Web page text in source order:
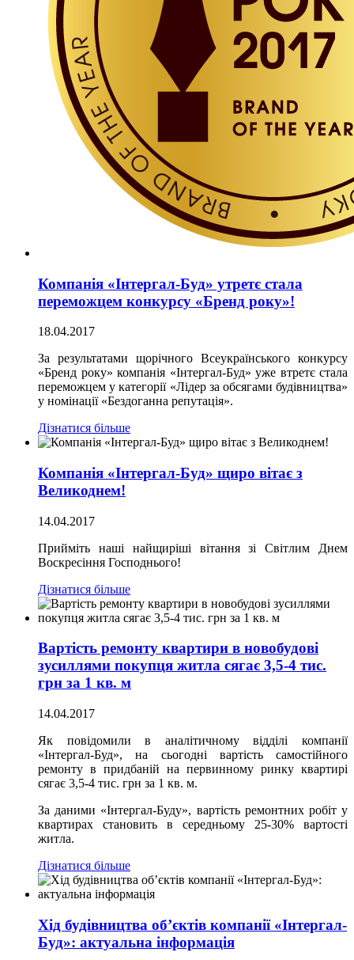
Компанія «Інтергал-Буд» утретє стала
переможцем конкурсу «Бренд року»!
18.04.2017
За результатами щорічного Всеукраїнського конкурсу
«Бренд року» компанія «Інтергал-Буд» уже втретє стала
переможцем у категорії «Лідер за обсягами будівництва»
у номінації «Бездоганна репутація».
Дізнатися більше
Компанія «Інтергал-Буд» щиро вітає з
Великоднем!
14.04.2017
Прийміть наші найщиріші вітання зі Світлим Днем
Воскресіння Господнього!
Дізнатися більше
Вартість ремонту квартири в новобудові
зусиллями покупця житла сягає 3,5-4 тис.
грн за 1 кв. м
14.04.2017
Як повідомили в аналітичному відділі компанії
«Інтергал-Буд», на сьогодні вартість самостійного
ремонту в придбаній на первинному ринку квартирі
сягає 3,5-4 тис. грн за 1 кв. м.
За даними «Інтергал-Буду», вартість ремонтних робіт у
квартирах становить в середньому 25-30% вартості
житла.
Дізнатися більше
Хід будівництва об’єктів компанії «Інтергал-
Буд»: актуальна інформація